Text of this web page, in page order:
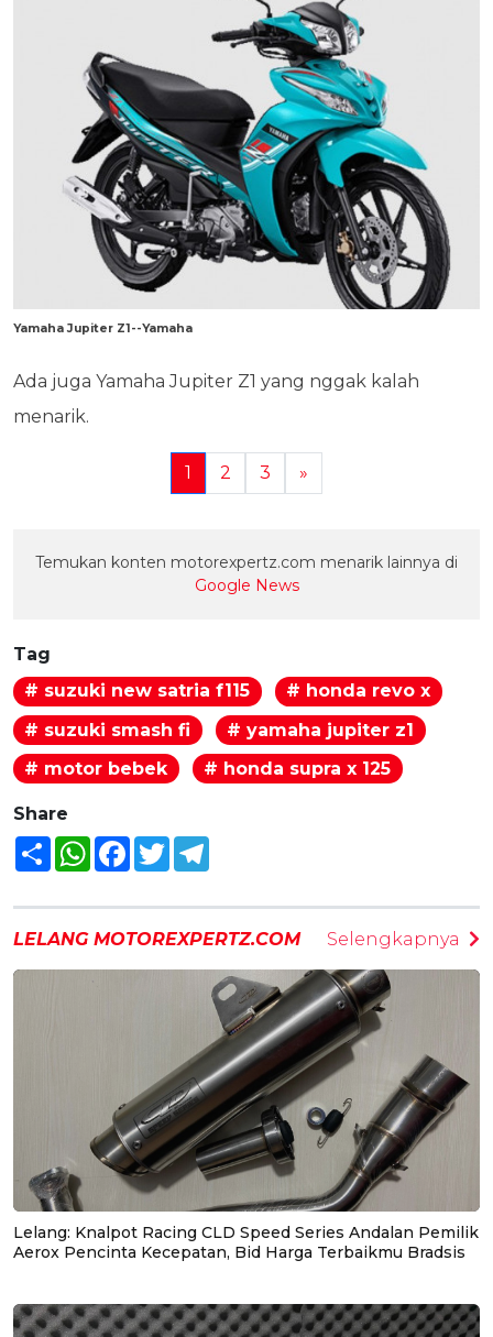
Yamaha Jupiter Z1--Yamaha
Ada juga Yamaha Jupiter Z1 yang nggak kalah
menarik.
1 2 3 »
Temukan konten motorexpertz.com menarik lainnya di
Google News
Tag
# suzuki new satria f115
# honda revo x
# suzuki smash fi
# yamaha jupiter z1
# motor bebek
# honda supra x 125
Share
Share WhatsAppFacebook
Twitter
LELANG MOTOREXPERTZ.COM Selengkapnya
Lelang: Knalpot Racing CLD Speed Series Andalan Pemilik
Aerox Pencinta Kecepatan, Bid Harga Terbaikmu Bradsis